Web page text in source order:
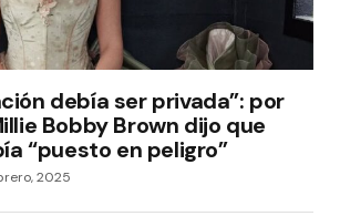
debía ser privada”: por
Bobby Brown dijo que
“puesto en peligro”
2025